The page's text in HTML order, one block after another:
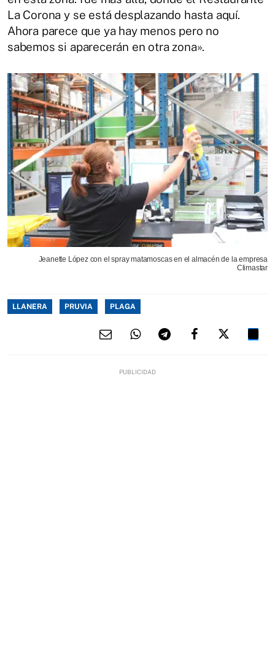
La Corona y se está desplazando hasta aquí.
Ahora parece que ya hay menos pero no
sabemos si aparecerán en otra zona».
Jeanette López con el spray matamoscas en el almacén de la empresa
Climastar
LLANERA PRUVIA PLAGA